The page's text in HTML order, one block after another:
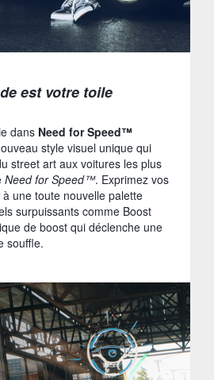
est votre toile
dans Need for Speed™
style visuel unique qui
street art aux voitures les plus
Need for Speed™. Exprimez vos
une toute nouvelle palette
surpuissants comme Boost
de boost qui déclenche une
souffle.